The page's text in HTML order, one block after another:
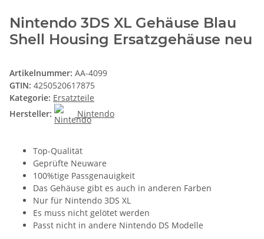
Nintendo 3DS XL Gehäuse Blau
Shell Housing Ersatzgehäuse neu
Artikelnummer: AA-4099
GTIN: 4250520617875
Kategorie: Ersatzteile
Hersteller:
Nintendo
Top-Qualität
Geprüfte Neuware
100%tige Passgenauigkeit
Das Gehäuse gibt es auch in anderen Farben
Nur für Nintendo 3DS XL
Es muss nicht gelötet werden
Passt nicht in andere Nintendo DS Modelle